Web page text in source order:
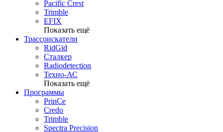
Pacific Crest
Trimble
EFIX
Показать ещё
Трассоискатели
RidGid
Сталкер
Radiodetection
Техно-АС
Показать ещё
Программы
PrinCe
Credo
Trimble
Spectra Precision